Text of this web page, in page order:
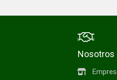
Nosotros